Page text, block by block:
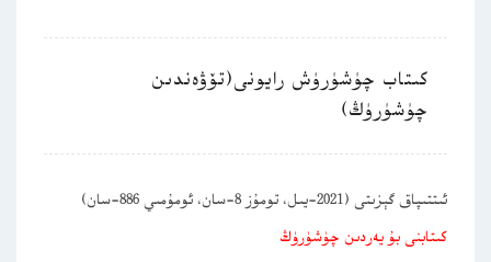
كىتاب چۈشۈرۈش رايونى(تۆۋەندىن
چۈشۈرۈڭ)
ئىتتىپاق گېزىتى (2021-يىل، تومۇز 8-سان، ئومۇمىي 886-سان)
كىتابنى بۇ يەردىن چۈشۈرۈڭ